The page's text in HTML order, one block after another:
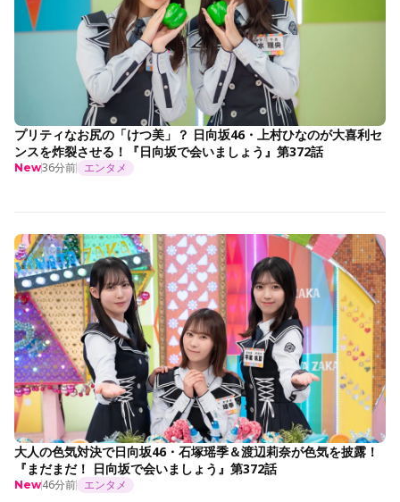
プリティなお尻の「けつ美」？ 日向坂46・上村ひなのが大喜利セ
ンスを炸裂させる！『日向坂で会いましょう』第372話
New36分前 エンタメ
大人の色気対決で日向坂46・石塚瑶季＆渡辺莉奈が色気を披露！
『まだまだ！ 日向坂で会いましょう』第372話
New46分前 エンタメ